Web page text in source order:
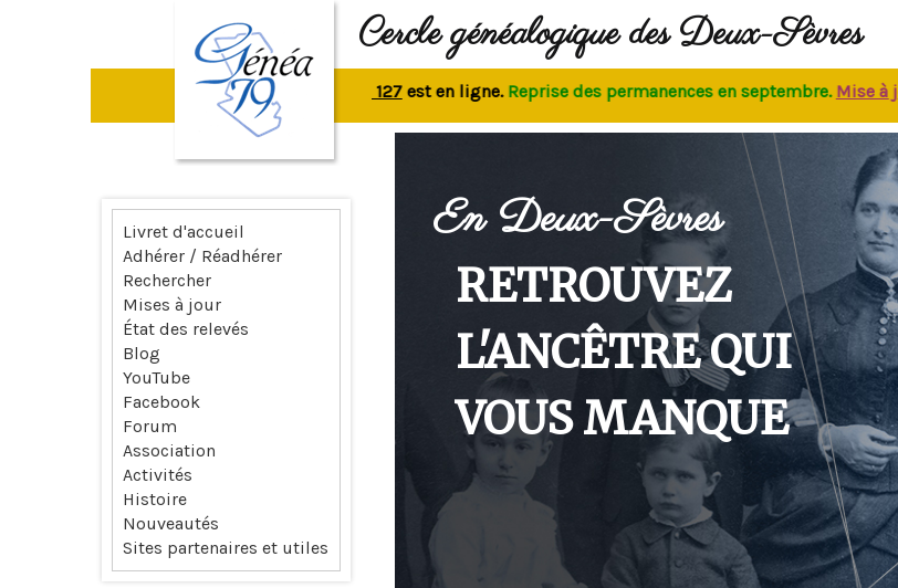
Cercle généalogique des Deux-Sèvres
La revue n° 127 est en ligne.Reprise des permanences en septembre.Mise à jour
En Deux-Sèvres
RETROUVEZ
L'ANCÊTRE QUI
VOUS MANQUE
Livret d'accueil
Adhérer / Réadhérer
Rechercher
Mises à jour
État des relevés
Blog
YouTube
Facebook
Forum
Association
Activités
Histoire
Nouveautés
Sites partenaires et utiles